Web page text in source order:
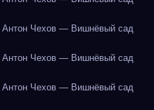
Антон Чехов — Вишнёвый сад
Антон Чехов — Вишнёвый сад
Антон Чехов — Вишнёвый сад